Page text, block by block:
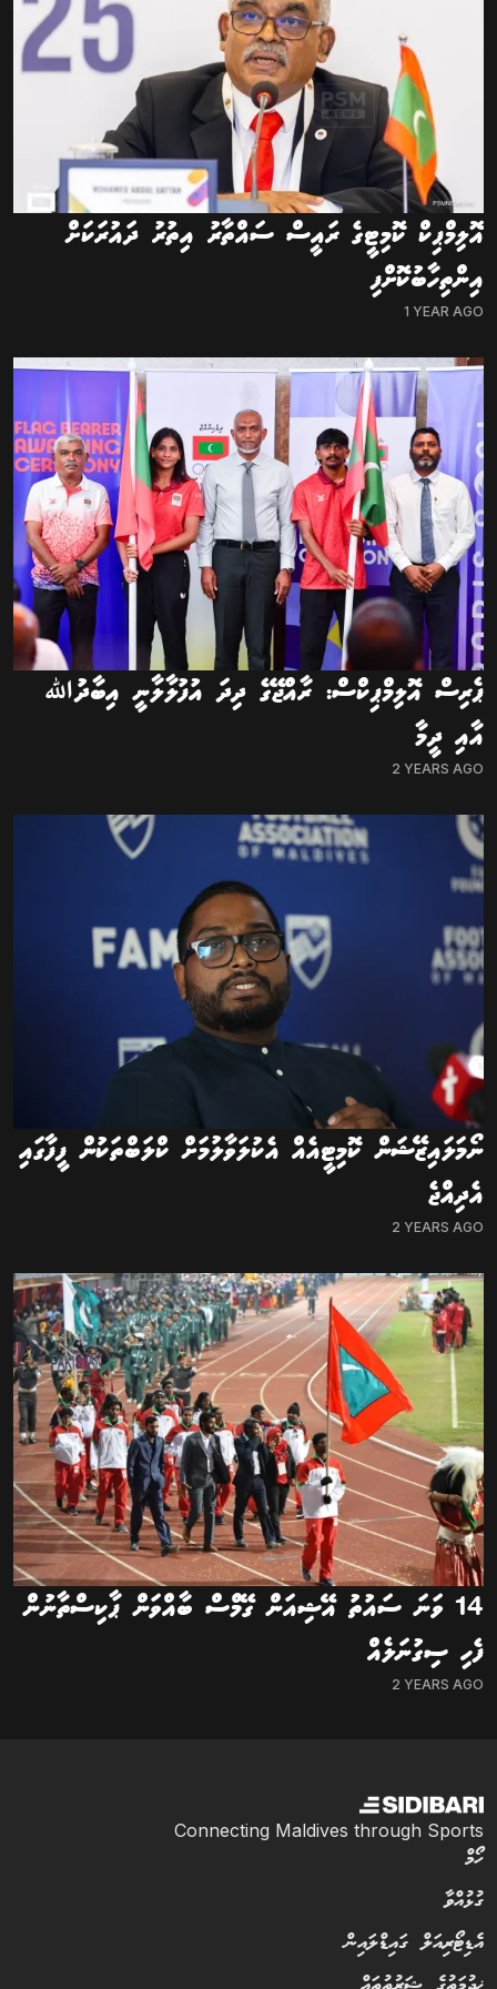
އޮލިމްޕިކް ކޮމިޓީގެ ރައީސް ސައްތާރު އިތުރު ދައުރަކަށް
އިންތިހާބުކޮށްފި
1 YEAR AGO
ޕެރިސް އޮލިމްޕިކްސް: ރާއްޖޭގެ ދިދަ އުފުލާލާނީ އިބާދުﷲ
އާއި ދީމާ
2 YEARS AGO
ނޯމަލައިޒޭޝަން ކޮމިޓީއެއް އެކުލަވާލުމަށް ކްލަބްތަކުން ފީފާގައި
އެދިއްޖެ
2 YEARS AGO
14 ވަނަ ސައުތު އޭޝިއަން ގޭމްސް ބާއްވަން ޕާކިސްތާނުން
ފެހި ސިގުނަލެއް
2 YEARS AGO
Connecting Maldives through Sports
ހޯމް
ގުޅުއްވާ
އެޑިޓޯރިއަލް ގައިޑްލައިން